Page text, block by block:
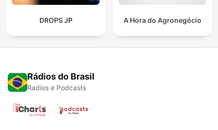
DROPS JP A Hora do Agronegócio
Rádios do Brasil
Radios e Podcasts